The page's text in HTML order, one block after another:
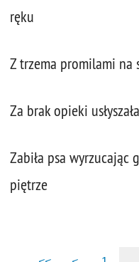
ręku
Z trzema promilami na
Za brak opieki
Zabiła psa wyrzucając
piętrze